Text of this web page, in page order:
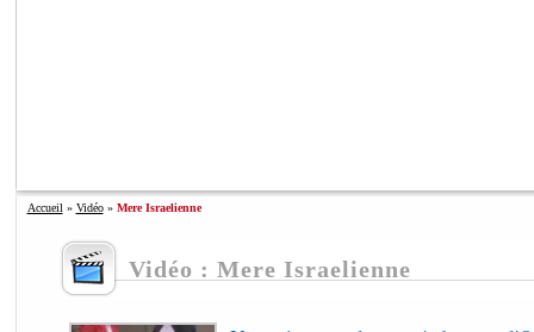
Accueil » Vidéo» Mere Israelienne
Vidéo : Mere Israelienne